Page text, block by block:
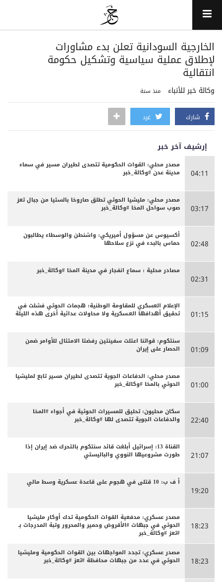
الخارجية السودانية تعلن بدء مشاورات
لإطلاق عملية سياسية وتشكيل حكومة
انتقالية
وكالة خبر للأنباء منذ سنة
شارك غرد
إرشيف آخر خبر
04:11
مصدر محلي: القوات الحكومية تتصدى لطيران مسير في سماء
مدينة عدن #وكالة_خبر
03:17
مصدر محلي: مليشيا الحوثي تطلق صاروخا بالستيا من جبال تعز
صوب سواحل المخا #وكالة_خبر
02:48
أكسيوس عن مسؤول أميريكي: واشنطن والوسطاء يطالبون
حماس بالبدء في نزع سلاحها
02:31
مصادر محلية : سماع انفجار في مدينة المخا #وكالة_خبر
01:15
الإعلام العسكري للمقاومة الوطنية: هجمات الحوثي فشلت في
تحقيق أهدافها العـسكرية ولا محاولات عدائية أخرى هذه الليلة
01:09
سنتكوم: قواتنا اعتلت سفينتين رفضتا الامتثال للأوامر ضمن
الحصار على إيران
01:00
مصدر محلي: الدفاعات الجوية تتصدى لطيران مسير تابع لمليشيا
الحوثي بالمخا #وكالة_خبر
22:40
سكان محليون: تحليق للمسيرات الحوثية في أجواء #المخا
والدفاعات الجوية تتصدى لها #وكالة_خبر
21:07
القناة 13: إسرائيل أبلغت قائد سنتكوم بالتحرك ضد إيران إذا
طورت مشروعيها النووي والباليستي
19:20
أ ف ب: 10 قتلى في هجوم على قاعدة عسكرية وسط مالي
18:23
مصدر عسكري: مدفعية القوات الحكومية تدك أوكار مليشيا
الحوثي في جبهات #الأقروض وحمير والمحرور وتبة المدرجات بـ
#تعز #وكالة_خبر
18:23
مصدر عسكري: تجدد المواجهات بين القوات الحكومية ومليشيا
الحوثي في عدد من جبهات محافظة #تعز #وكالة_خبر